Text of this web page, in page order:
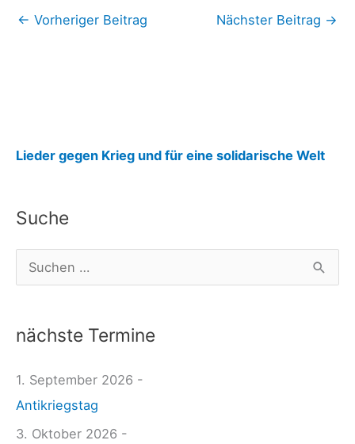
← Vorheriger Beitrag Nächster Beitrag →
Lieder gegen Krieg und für eine solidarische Welt:
d
Suche
u
h
n
n
a
nächste Termine
1. September 2026 -
Antikriegstag
3. Oktober 2026 -